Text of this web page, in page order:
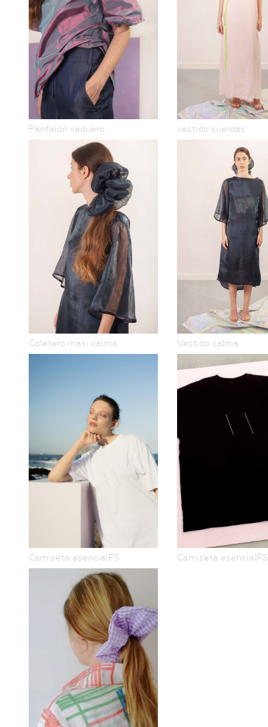
Pantalón vaquero vestido cuerdas
Coletero maxi calma Vestido calma
Camiseta esencialFS Camiseta esencialFS